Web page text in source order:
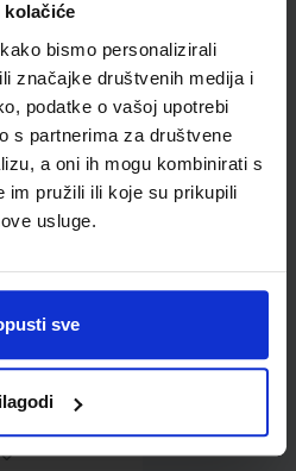
bismo personalizirali
značajke društvenih medija i
podatke o vašoj upotrebi
s partnerima za društvene
a oni ih mogu kombinirati s
im pružili ili koje su prikupili
usluge.
sve
školske
dimenzije
tip 239
€